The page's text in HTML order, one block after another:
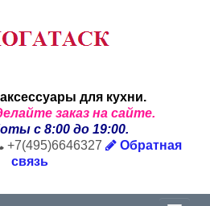
для кухни.
заказ на сайте.
с 8:00 до 19:00.
+7(495)6646327
Обратная
связь